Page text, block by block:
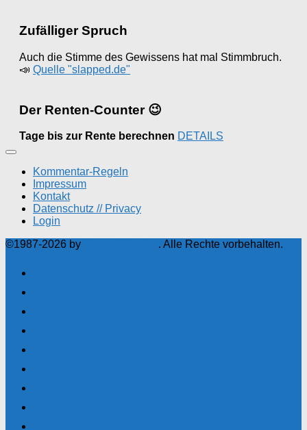
Zufälliger Spruch
Auch die Stimme des Gewissens hat mal Stimmbruch.
📣 Quelle "slapped.de"
Der Renten-Counter 😉
Tage bis zur Rente berechnen DETAILS
Kommentar-Regeln
Impressum
Kontakt
Datenschutz // Privacy
Login
©1987-2026 by
. Alle Rechte vorbehalten.